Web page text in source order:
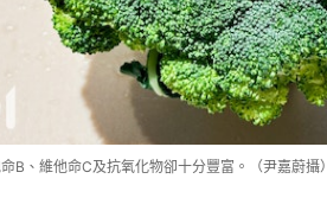
B、維他命C及抗氧化物卻十分豐富。（尹嘉蔚攝）